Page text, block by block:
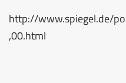
http://www.spiegel.de/
,00.html